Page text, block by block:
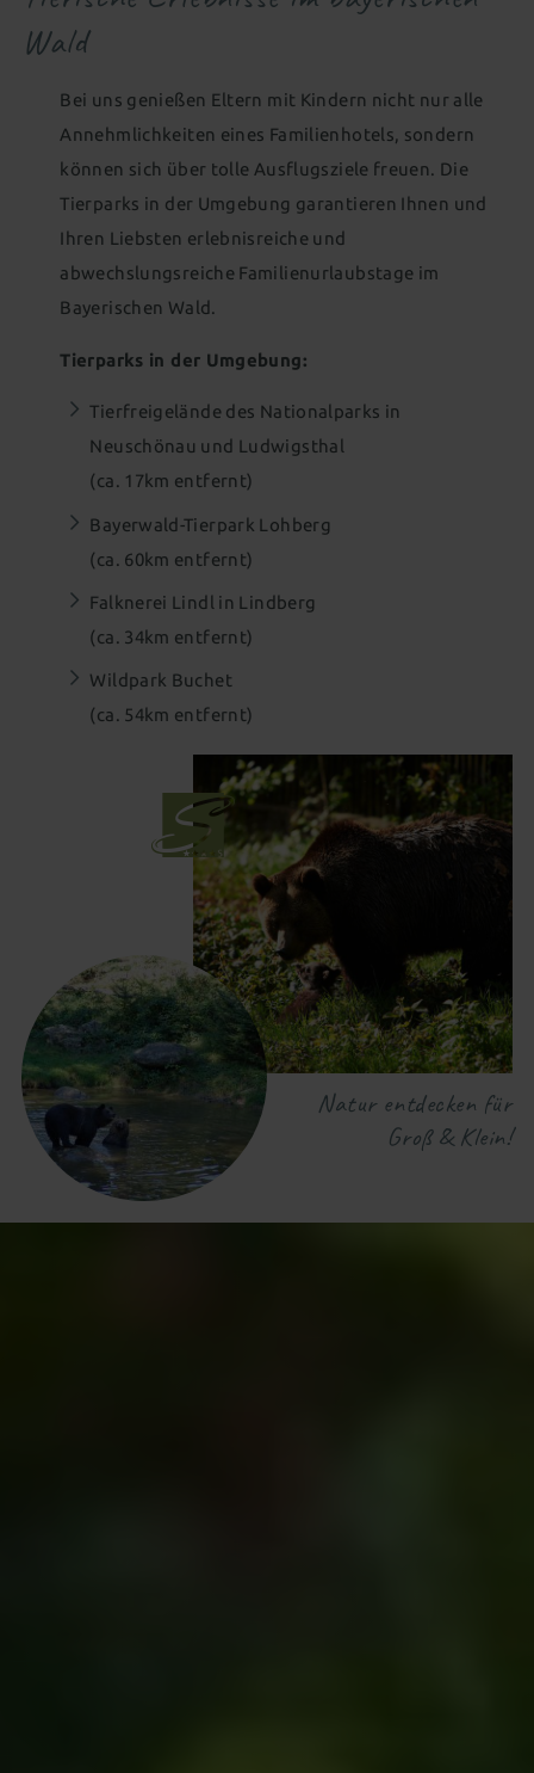
All-inclusive Premium
Wohnen als Familie
Familienurlaub in Süddeutschland
Familienangebote
Für Kids & Teens Kosmetik & Beauty
Peelings, Packungen & Bäder
Wellness für Tagesgäste
Tageswellness Abendwellness
Wellnessangebote
Wald
Bei uns genießen Eltern mit Kindern nicht nur alle
Annehmlichkeiten eines Familienhotels, sondern
können sich über tolle Ausflugsziele freuen. Die
Tierparks in der Umgebung garantieren Ihnen und
Ihren Liebsten erlebnisreiche und
abwechslungsreiche Familienurlaubstage im
Bayerischen Wald.
Tierparks in der Umgebung:
Tierfreigelände des Nationalparks in
Neuschönau und Ludwigsthal
(ca. 17km entfernt)
Bayerwald-Tierpark Lohberg
(ca. 60km entfernt)
Falknerei Lindl in Lindberg
(ca. 34km entfernt)
Wildpark Buchet
(ca. 54km entfernt)
Natur entdecken für
Groß & Klein!